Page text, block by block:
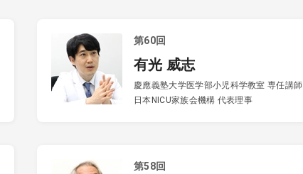
第60回
有光 威志
慶應義塾大学医学部小児科学教室 専任講師
日本NICU家族会機構 代表理事
第58回